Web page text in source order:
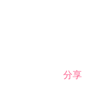
分享